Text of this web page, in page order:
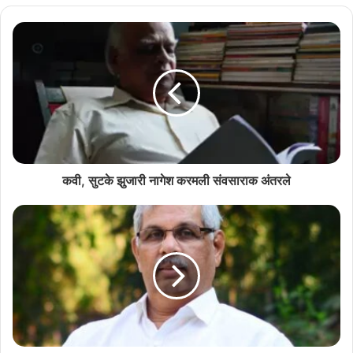
त्या दिसा म्हज्या कवितांचें आकाशवाणीचेर पयलेच खेपे रिकॉर्डींग आसलें. रिकॉर्डिंग
सकाळी ११ वरांचेर आशिल्ल्यान हांव सुमार साडे धा वरांचेर थंय पावलों. शंकरबाब
भांडारी हांणी म्हज्यो कविता वाचल्यो आनी म्हाका सांगलें, “कविता खूब बऱ्यो आसात.
पूण तुजें रिकॉर्डिंग सांजचें ३ वरांचेर जातलें. तूं जेवन बी यो.”
हांव तर पयलेच खेपे पणजेंत पाविल्लो. पणजेंतलें कांयच खबर नासलें. आतां कितें
करचें अशें चित्तनाच एका सुमार ४५शेक वर्सांच्या तरनाट्यान म्हाका हटकिलो. “कितें
आसलें?” ताचो प्रस्न.
‘कवितांचें रिकॉर्डिंग. पूण आतां जावंचेना खंय. सांजचो तिनांक आपयला म्हाका.’
“पळोवंया कविता.”- तो तरनाटो.
हांवें म्हज्या कवितांचें गुठल ताचे सुवादीन केलें. तांणें त्यो कविता वेळ काडून चाळ्ळ्यो.
“तुज्यो कविता खूब बऱ्यो आसात.” ताच्या उतरांनी म्हाका मांस चडलें.
कवी, सुटके झुजारी नागेश करमली संवसाराक अंतरले